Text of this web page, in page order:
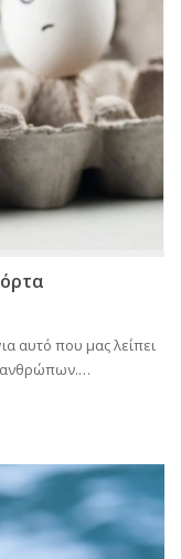
αυτό που μας λείπει
ανθρώπων.…